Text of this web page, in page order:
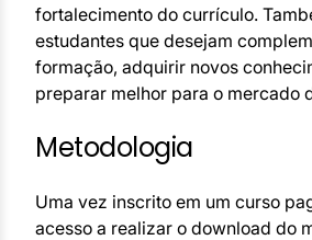
fortalecimento do currículo.
estudantes que desejam
formação, adquirir novos
preparar melhor para o mercado
Metodologia
Uma vez inscrito em um curso
acesso a realizar o download do